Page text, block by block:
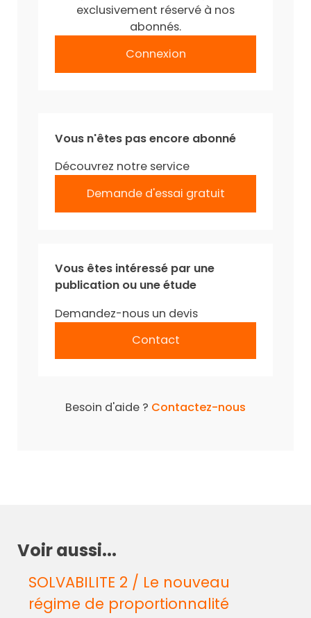
exclusivement réservé à nos
abonnés.
Connexion
Vous n'êtes pas encore abonné
Découvrez notre service
Demande d'essai gratuit
Vous êtes intéressé par une
publication ou une étude
Demandez-nous un devis
Contact
Besoin d'aide ? Contactez-nous
Voir aussi...
SOLVABILITE 2 / Le nouveau
régime de proportionnalité